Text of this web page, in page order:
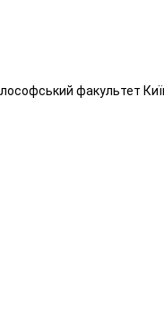
факультет